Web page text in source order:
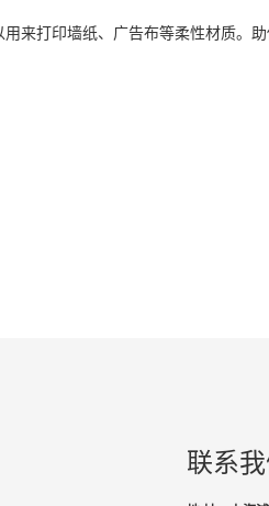
来打印墙纸、广告布等柔性材质。助
联系